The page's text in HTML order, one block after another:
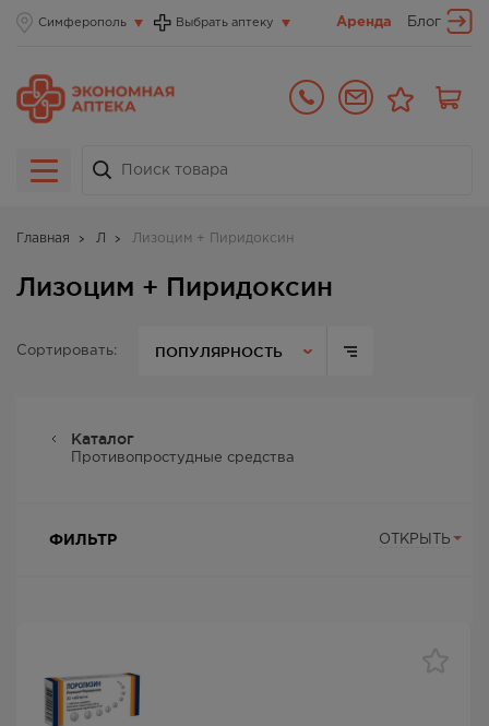
Симферополь Выбрать аптеку Аренда Блог
Главная Л Лизоцим + Пиридоксин
Лизоцим + Пиридоксин
Сортировать: ПОПУЛЯРНОСТЬ
Каталог
Противопростудные средства
ФИЛЬТР ОТКРЫТЬ